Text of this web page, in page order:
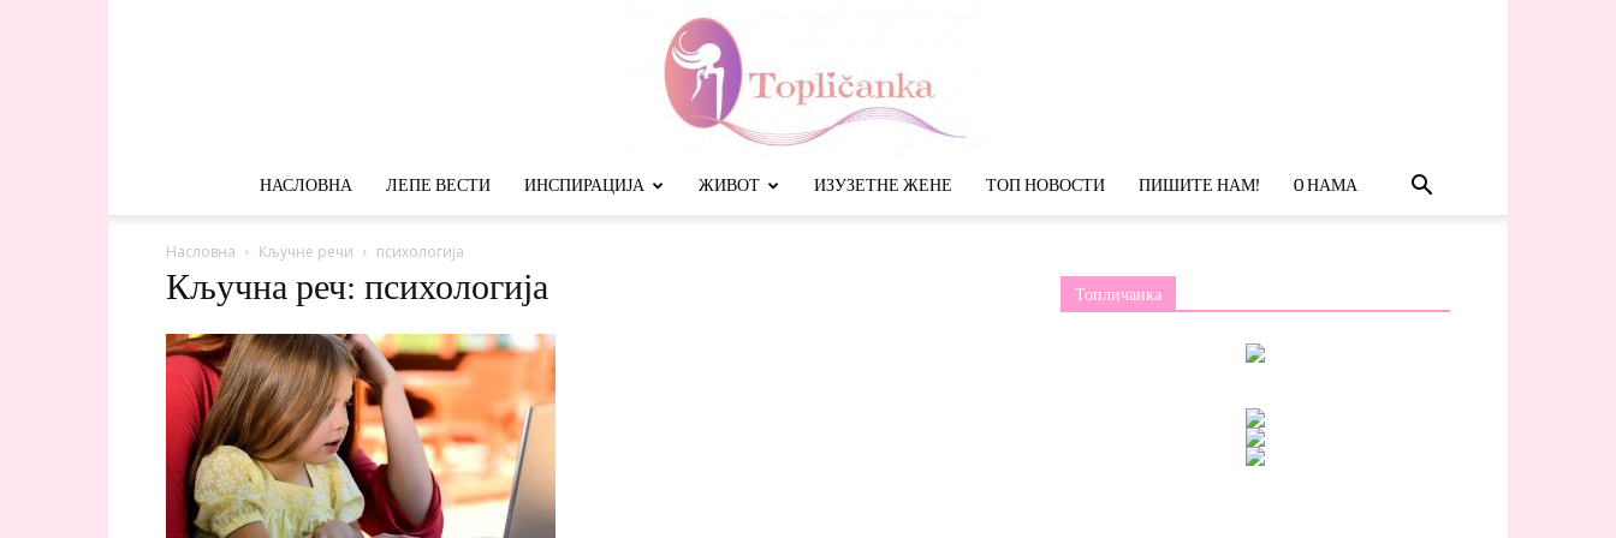
НАСЛОВНА ЛЕПЕ ВЕСТИ ИНСПИРАЦИЈА ЖИВОТ ИЗУЗЕТНЕ ЖЕНЕ ТОП НОВОСТИ ПИШИТЕ НАМ! O НАМА
Насловна Кључне речи психологија
Кључна реч: психологија Топличанка